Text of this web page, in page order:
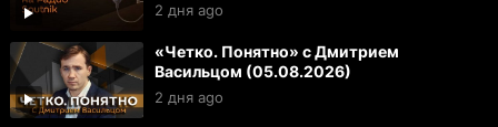
2 дня ago
«Четко. Понятно» с Дмитрием
Васильцом (05.08.2026)
2 дня ago